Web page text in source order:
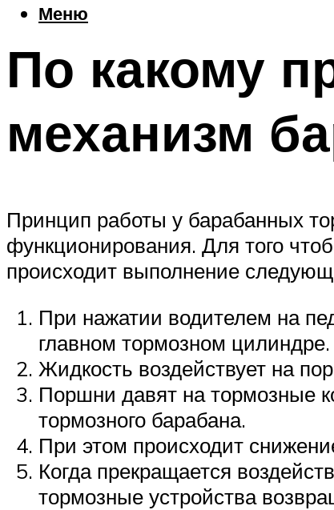
Меню
По какому
механизм
Принцип работы у барабанных
функционирования. Для того
происходит выполнение
При нажатии водителем на
главном тормозном цилиндре.
Жидкость воздействует на
Поршни давят на тормозные
тормозного барабана.
При этом происходит
Когда прекращается
тормозные устройства